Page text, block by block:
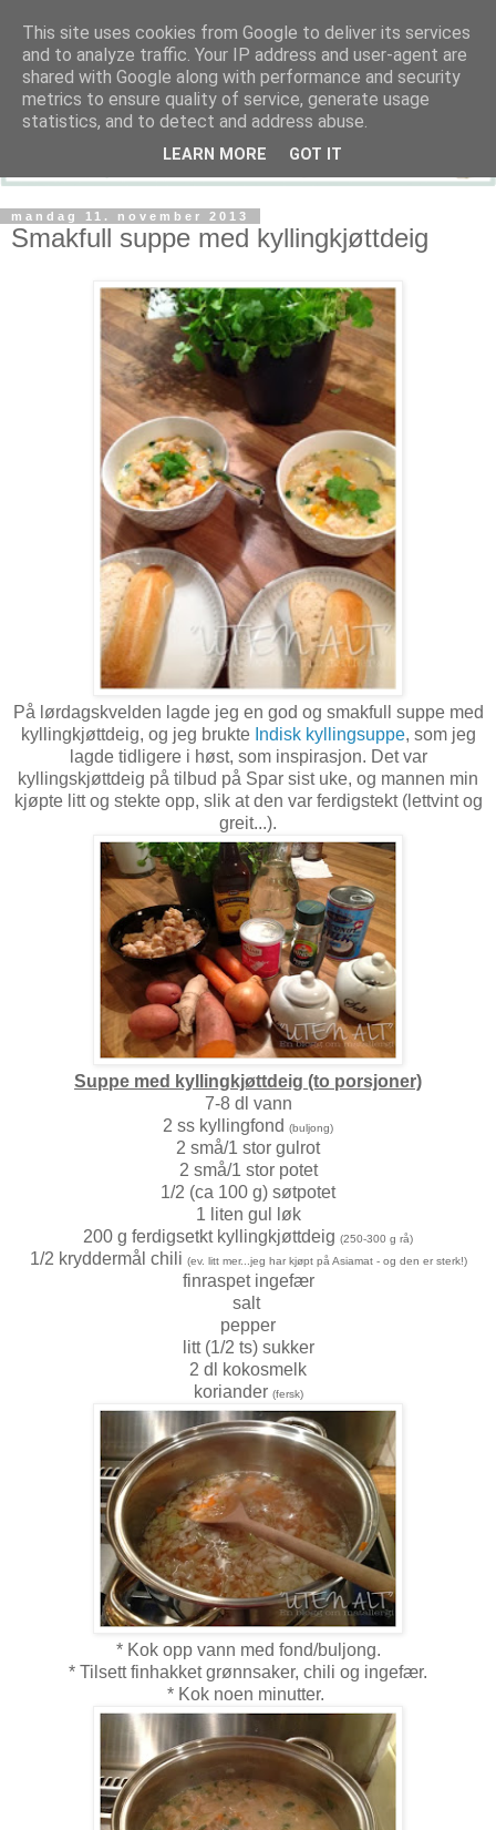
mandag 11. november 2013
Smakfull suppe med kyllingkjøttdeig
På lørdagskvelden lagde jeg en god og smakfull suppe med
kyllingkjøttdeig, og jeg brukte Indisk kyllingsuppe, som jeg
lagde tidligere i høst, som inspirasjon. Det var
kyllingskjøttdeig på tilbud på Spar sist uke, og mannen min
kjøpte litt og stekte opp, slik at den var ferdigstekt (lettvint og
greit...).
Suppe med kyllingkjøttdeig (to porsjoner)
7-8 dl vann
2 ss kyllingfond (buljong)
2 små/1 stor gulrot
2 små/1 stor potet
1/2 (ca 100 g) søtpotet
1 liten gul løk
200 g ferdigsetkt kyllingkjøttdeig (250-300 g rå)
1/2 kryddermål chili (ev. litt mer...jeg har kjøpt på Asiamat - og den er sterk!)
finraspet ingefær
salt
pepper
litt (1/2 ts) sukker
2 dl kokosmelk
koriander (fersk)
* Kok opp vann med fond/buljong.
* Tilsett finhakket grønnsaker, chili og ingefær.
* Kok noen minutter.
This site uses cookies from Google to deliver its services
and to analyze traffic. Your IP address and user-agent are
shared with Google along with performance and security
metrics to ensure quality of service, generate usage
statistics, and to detect and address abuse.
LEARN MORE GOT IT